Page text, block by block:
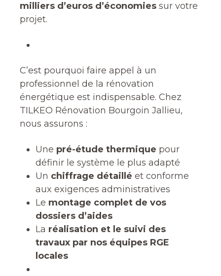
milliers d’euros d’économies sur votre
projet.
C’est pourquoi faire appel à un
professionnel de la rénovation
énergétique est indispensable. Chez
TILKEO Rénovation Bourgoin Jallieu,
nous assurons :
Une pré-étude thermique pour
définir le système le plus adapté
Un chiffrage détaillé et conforme
aux exigences administratives
Le montage complet de vos
dossiers d’aides
La réalisation et le suivi des
travaux par nos équipes RGE
locales